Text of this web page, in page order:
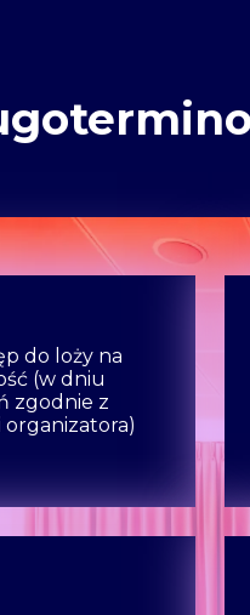
do loży na
(w dniu
zgodnie z